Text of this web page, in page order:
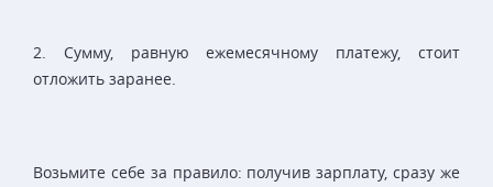
2. Сумму, равную ежемесячному платежу, стоит
отложить заранее.
Возьмите себе за правило: получив зарплату, сразу же